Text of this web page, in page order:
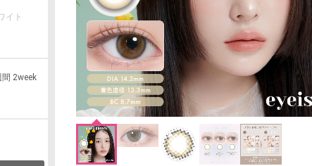
イト
間 2week